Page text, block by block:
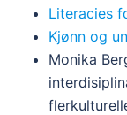
Literacies
Kjønn og
Monika